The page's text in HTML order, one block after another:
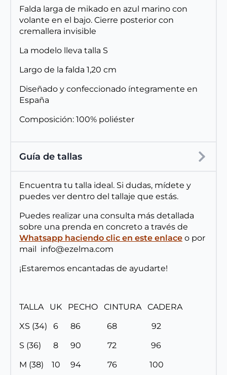
Falda larga de mikado en azul marino con
volante en el bajo. Cierre posterior con
cremallera invisible
La modelo lleva talla S
Largo de la falda 1,20 cm
Diseñado y confeccionado íntegramente en
España
Composición: 100% poliéster
Guía de tallas
Encuentra tu talla ideal. Si dudas, mídete y
puedes ver dentro del tallaje que estás.
Puedes realizar una consulta más detallada
sobre una prenda en concreto a través de
Whatsapp haciendo clic en este enlace o por
mail info@ezelma.com
¡Estaremos encantadas de ayudarte!
TALLA UK PECHO CINTURA CADERA
XS (34) 6 86 68 92
S (36) 8 90 72 96
M (38) 10 94 76 100